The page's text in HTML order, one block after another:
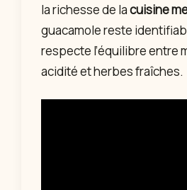
la richesse de lacuisine
guacamole reste
respecte l’équilibre entre
acidité et herbes fraîches.